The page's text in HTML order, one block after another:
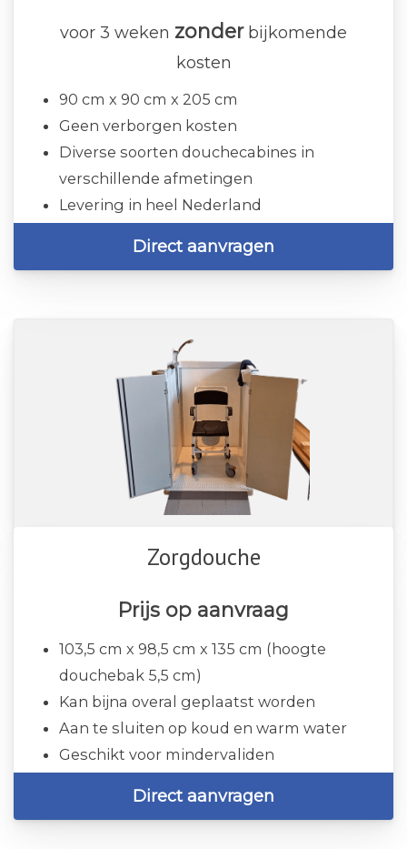
voor 3 weken zonderbijkomende
kosten
90 cm x 90 cm x 205 cm
Geen verborgen kosten
Diverse soorten douchecabines in
verschillende afmetingen
Levering in heel Nederland
Direct aanvragen
Zorgdouche
Prijs op aanvraag
103,5 cm x 98,5 cm x 135 cm (hoogte
douchebak 5,5 cm)
Kan bijna overal geplaatst worden
Aan te sluiten op koud en warm water
Geschikt voor mindervaliden
Direct aanvragen